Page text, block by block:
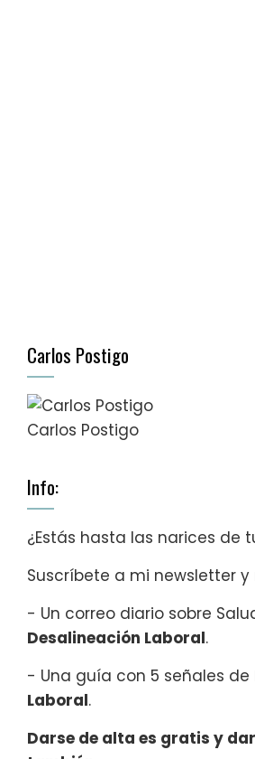
Carlos Postigo
Carlos Postigo
Info:
¿Estás hasta las narices de
Suscríbete a mi newsletter y
- Un correo diario sobre
Desalineación Laboral.
- Una guía con 5 señales de
Laboral.
Darse de alta es gratis y